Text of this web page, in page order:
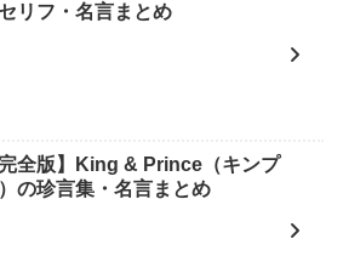
リフ・名言まとめ
完全版】King & Prince（キンプ
の珍言集・名言まとめ